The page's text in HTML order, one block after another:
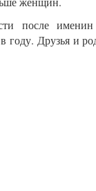
после
году. Друзья и